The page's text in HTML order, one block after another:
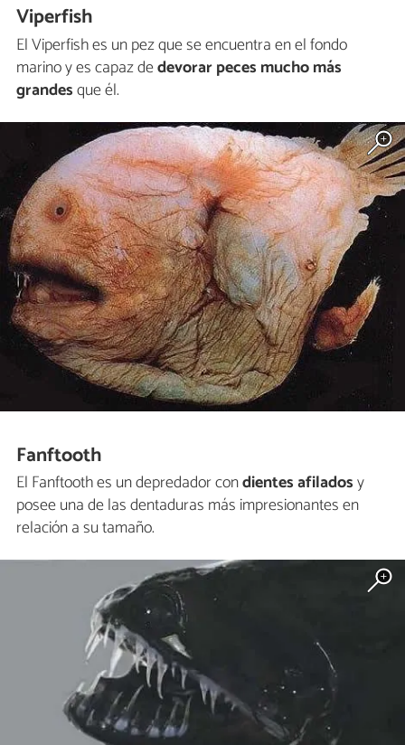
Viperfish
El Viperfish es un pez que se encuentra en el fondo
marino y es capaz dedevorar peces mucho más
grandesque él.
Fanftooth
El Fanftooth es un depredador condientes afiladosy
posee una de las dentaduras más impresionantes en
relación a su tamaño.